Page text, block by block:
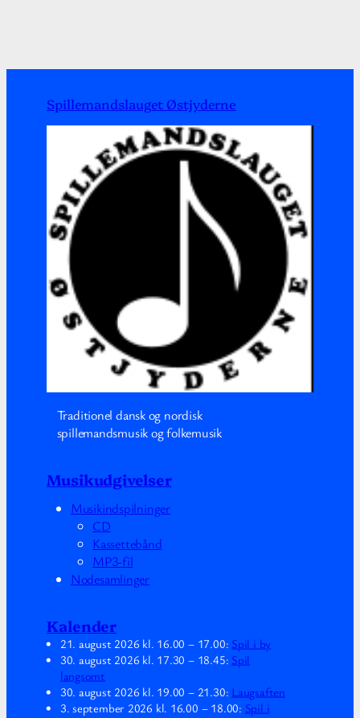
Spillemandslauget Østjyderne
Traditionel dansk og nordisk
spillemandsmusik og folkemusik
Musikudgivelser
Musikindspilninger
CD
Kassettebånd
MP3-fil
Nodesamlinger
Kalender
21. august 2026 kl. 16.00 – 17.00: Spil i by
30. august 2026 kl. 17.30 – 18.45: Spil
langsomt
30. august 2026 kl. 19.00 – 21.30: Laugsaften
3. september 2026 kl. 16.00 – 18.00: Spil i